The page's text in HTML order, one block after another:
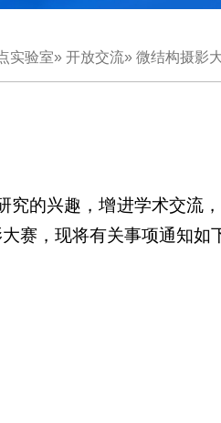
实验室» 开放交流» 微结构摄影
究的兴趣，增进学术交流
赛，现将有关事项通知如